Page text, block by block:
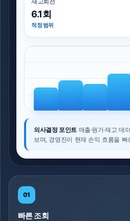
재고회전
6.1회
적정 범위
의사결정 포인트매출·원가·재고 데
보며, 경영진이 현재 손익 흐름을 빠
01
빠른 조회